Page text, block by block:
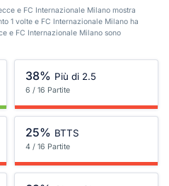
e FC Internazionale Milano mostra
1 volte e FC Internazionale Milano ha
e FC Internazionale Milano sono
38% Più di 2.5
6 / 16 Partite
25% BTTS
4 / 16 Partite